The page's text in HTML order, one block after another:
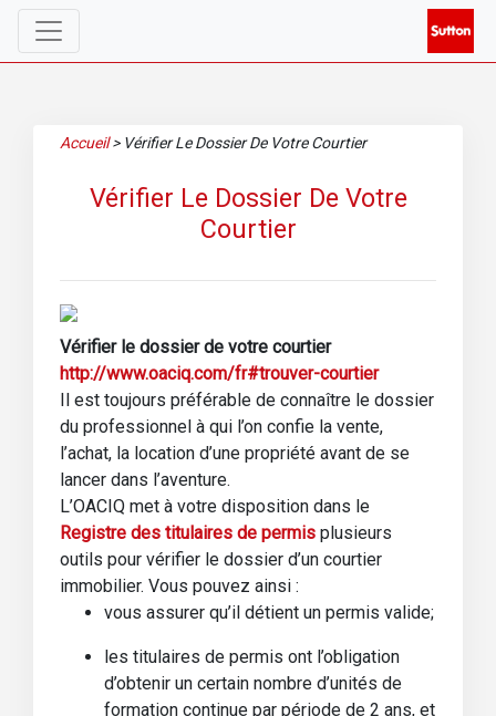
Accueil > Vérifier Le Dossier De Votre Courtier
Vérifier Le Dossier De Votre
Courtier
Vérifier le dossier de votre courtier
http://www.oaciq.com/fr#trouver-courtier
Il est toujours préférable de connaître le dossier
du professionnel à qui l’on confie la vente,
l’achat, la location d’une propriété avant de se
lancer dans l’aventure.
L’OACIQ met à votre disposition dans le
Registre des titulaires de permis plusieurs
outils pour vérifier le dossier d’un courtier
immobilier. Vous pouvez ainsi :
vous assurer qu’il détient un permis valide;
les titulaires de permis ont l’obligation
d’obtenir un certain nombre d’unités de
formation continue par période de 2 ans, et